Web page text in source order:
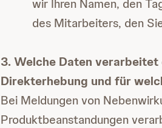
wir Ihren Namen, den
des Mitarbeiters, den
3. Welche Daten verarbeitet
Direkterhebung und für
Bei Meldungen von
Produktbeanstandungen